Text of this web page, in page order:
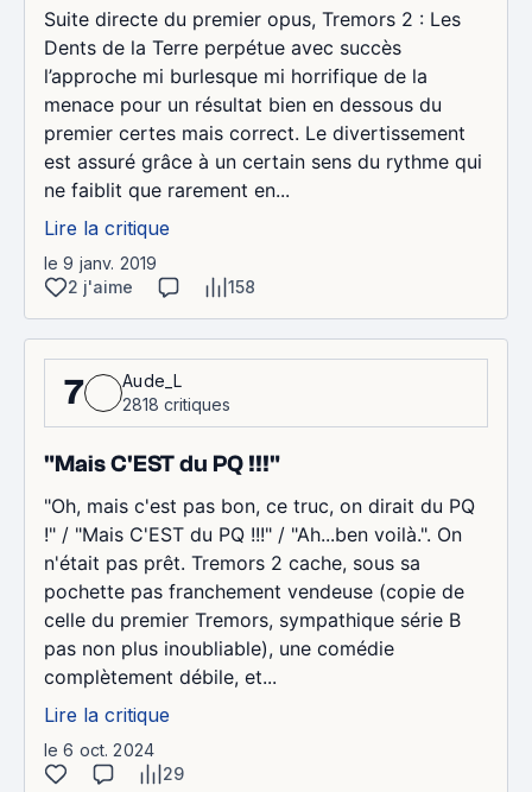
Suite directe du premier opus, Tremors 2 : Les
Dents de la Terre perpétue avec succès
l’approche mi burlesque mi horrifique de la
menace pour un résultat bien en dessous du
premier certes mais correct. Le divertissement
est assuré grâce à un certain sens du rythme qui
ne faiblit que rarement en...
Lire la critique
le 9 janv. 2019
2 j'aime
158
7
Aude_L
2818 critiques
"Mais C'EST du PQ !!!"
"Oh, mais c'est pas bon, ce truc, on dirait du PQ
!" / "Mais C'EST du PQ !!!" / "Ah...ben voilà.". On
n'était pas prêt. Tremors 2 cache, sous sa
pochette pas franchement vendeuse (copie de
celle du premier Tremors, sympathique série B
pas non plus inoubliable), une comédie
complètement débile, et...
Lire la critique
le 6 oct. 2024
29